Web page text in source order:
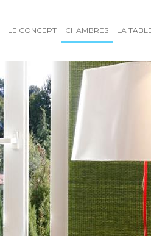
LE CONCEPT CHAMBRES LA